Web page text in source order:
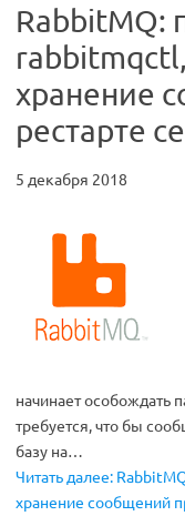
RabbitMQ:
хранение
рестарте
5 декабря 2018
начинает особождать
требуется, что бы
базу на…
Читать далее:
хранение сообщений